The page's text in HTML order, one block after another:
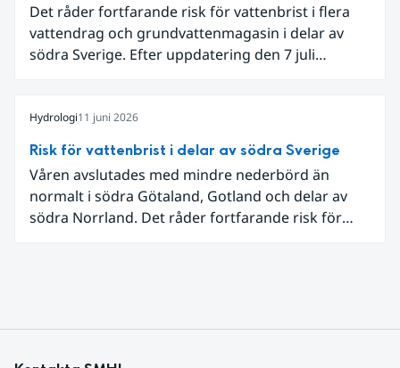
Det råder fortfarande risk för vattenbrist i flera
vattendrag och grundvattenmagasin i delar av
södra Sverige. Efter uppdatering den 7 juli
Östergötlands, Stockholms och Uppsala län.
Totalt omfattas 11 län, säger Hugo Rudebeck,
vakthavande hydrolog på SMHI.
Hydrologi11 juni 2026
Risk för vattenbrist i delar av södra Sverige
Våren avslutades med mindre nederbörd än
normalt i södra Götaland, Gotland och delar av
södra Norrland. Det råder fortfarande risk för
över lång tid för att återställa balansen.